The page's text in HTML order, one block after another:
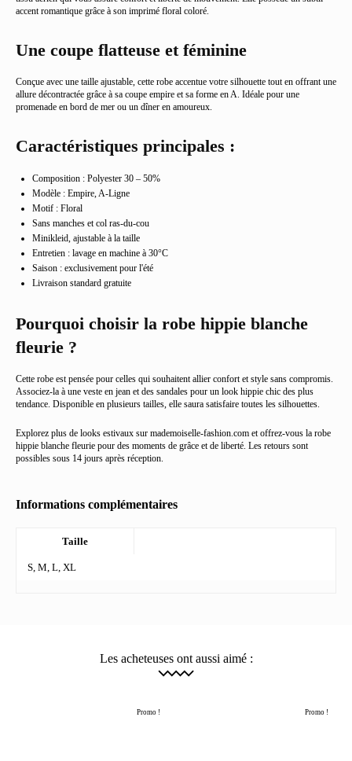
accent romantique grâce à son imprimé floral coloré.
Une coupe flatteuse et féminine
Conçue avec une taille ajustable, cette robe accentue votre silhouette tout en offrant une
allure décontractée grâce à sa coupe empire et sa forme en A. Idéale pour une
promenade en bord de mer ou un dîner en amoureux.
Caractéristiques principales :
Composition : Polyester 30 – 50%
Modèle : Empire, A-Ligne
Motif : Floral
Sans manches et col ras-du-cou
Minikleid, ajustable à la taille
Entretien : lavage en machine à 30°C
Saison : exclusivement pour l'été
Livraison standard gratuite
Pourquoi choisir la robe hippie blanche
fleurie ?
Cette robe est pensée pour celles qui souhaitent allier confort et style sans compromis.
Associez-la à une veste en jean et des sandales pour un look hippie chic des plus
tendance. Disponible en plusieurs tailles, elle saura satisfaire toutes les silhouettes.
Explorez plus de looks estivaux sur mademoiselle-fashion.com et offrez-vous la robe
hippie blanche fleurie pour des moments de grâce et de liberté. Les retours sont
possibles sous 14 jours après réception.
Informations complémentaires
Taille
S, M, L, XL
Les acheteuses ont aussi aimé :
Promo ! Promo !